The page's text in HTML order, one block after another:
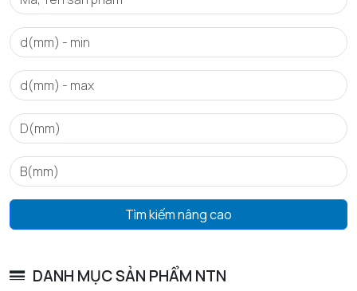
Tìm kiếm nâng cao
DANH MỤC SẢN PHẨM NTN
Tmax - Nhiệt độ hoạt động tối đa 110 °C
GIỚI HẠN
da min - Đường kính vai tối thiểu IR
da max - Đường kính vai tối đa IR 17 mm
Da max - Đường kính vai tối đa OR 28 mm
ra max - Bán kính góc lượn tối đa trục & vỏ